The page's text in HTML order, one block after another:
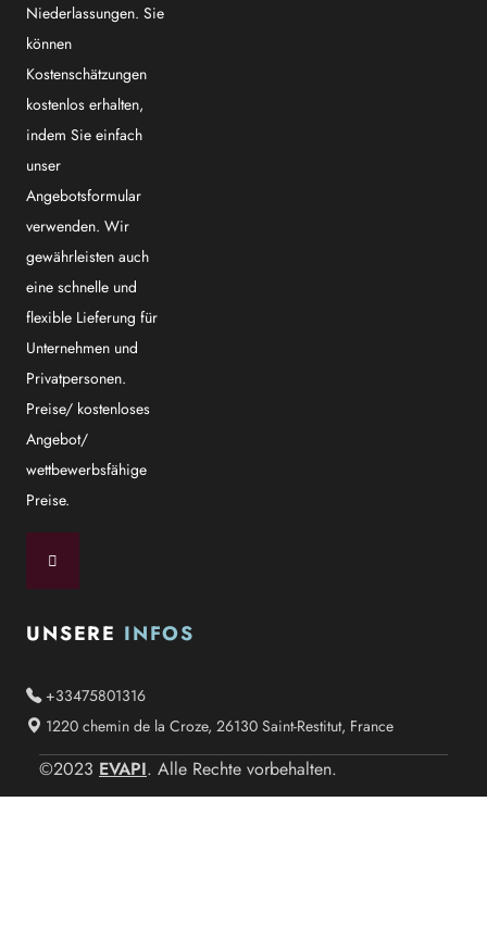
Niederlassungen. Sie
können
Kostenschätzungen
kostenlos erhalten,
indem Sie einfach
unser
Angebotsformular
verwenden. Wir
gewährleisten auch
eine schnelle und
flexible Lieferung für
Unternehmen und
Privatpersonen.
Preise/ kostenloses
Angebot/
wettbewerbsfähige
Preise.
UNSERE INFOS
+33475801316
1220 chemin de la Croze, 26130 Saint-Restitut, France
©2023 EVAPI. Alle Rechte vorbehalten.